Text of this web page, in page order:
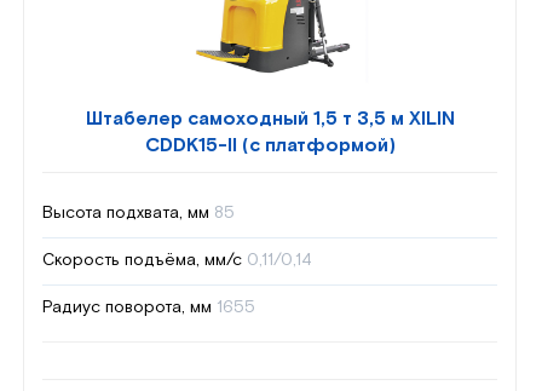
Штабелер самоходный 1,5 т 3,5 м XILIN
CDDK15-II (с платформой)
Высота подхвата, мм 85
Скорость подъёма, мм/с 0,11/0,14
Радиус поворота, мм 1655